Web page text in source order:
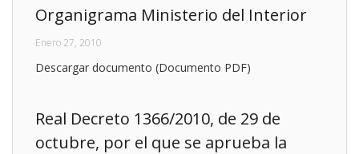
Organigrama Ministerio del Interior
Enero 27, 2010
Descargar documento (Documento PDF)
Real Decreto 1366/2010, de 29 de
octubre, por el que se aprueba la